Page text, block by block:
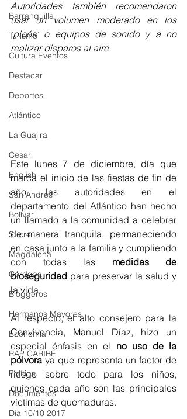
Barranquilla
Turismo
Cultura Eventos
Destacar
Deportes
Atlántico
La Guajira
Cesar
English
San Andres
Bolívar
Sucre
Magdalena
Córdoba
Bloggeros
Hermanos Mayores
Economía
RAP CARIBE
Política
Documentos
Día 10/10 2017
Autoridades también recomendaron
usar un volumen moderado en los
'picós' o equipos de sonido y a no
realizar disparos al aire.
Este lunes 7 de diciembre, día que
marca el inicio de las fiestas de fin de
año, las autoridades en el
departamento del Atlántico han hecho
un llamado a la comunidad a celebrar
de manera tranquila, permaneciendo
en casa junto a la familia y cumpliendo
con todas las medidas de
bioseguridad para preservar la salud y
la vida.
Al respecto, el alto consejero para la
Convivencia, Manuel Díaz, hizo un
especial énfasis en el no uso de la
pólvora ya que representa un factor de
riesgo sobre todo para los niños,
quienes cada año son las principales
víctimas de quemaduras.